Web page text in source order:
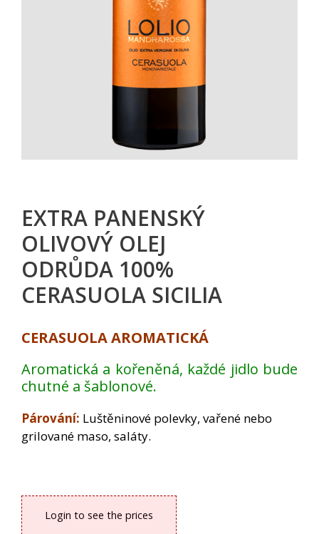
EXTRA PANENSKÝ
OLIVOVÝ OLEJ
ODRŮDA 100%
CERASUOLA SICILIA
CERASUOLA AROMATICKÁ
Aromatická a kořeněná, každé jidlo bude
chutné a šablonové.
Párování: Luštěninové polevky, vařené nebo
grilované maso, saláty.
Login to see the prices